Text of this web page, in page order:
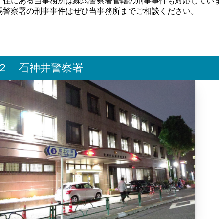
警察署の刑事事件はぜひ当事務所までご相談ください。
２ 石神井警察署